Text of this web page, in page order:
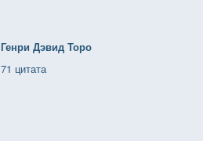
Генри Дэвид Торо
71 цитата